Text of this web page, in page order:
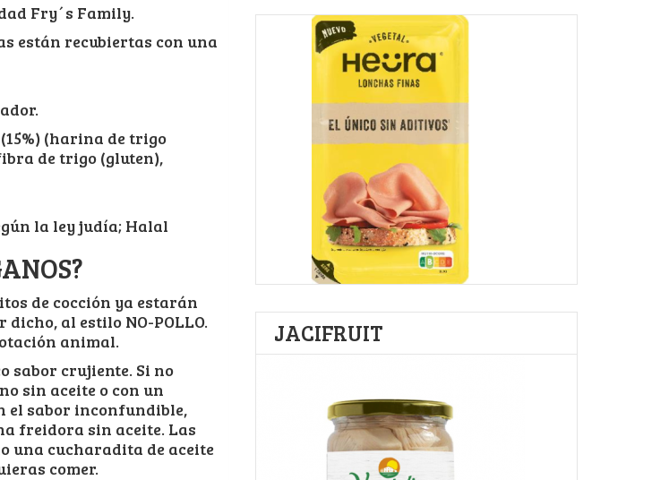
Fry´s Family.
están recubiertas con una
(harina de trigo
de trigo (gluten),
la ley judía; Halal
de cocción ya estarán
al estilo NO-POLLO.
animal.
sabor crujiente. Si no
sin aceite o con un
el sabor inconfundible,
freidora sin aceite. Las
una cucharadita de aceite
comer.
JACIFRUIT